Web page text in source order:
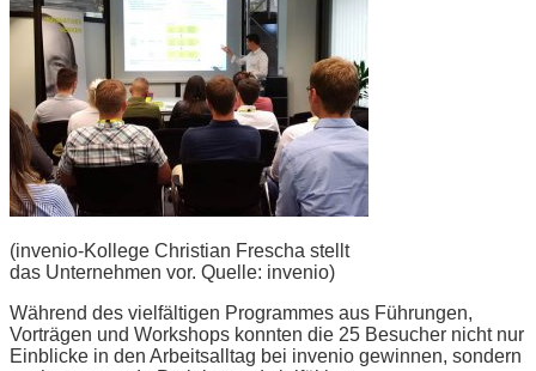
(invenio-Kollege Christian Frescha stellt
das Unternehmen vor. Quelle: invenio)
Während des vielfältigen Programmes aus Führungen,
Vorträgen und Workshops konnten die 25 Besucher nicht nur
Einblicke in den Arbeitsalltag bei invenio gewinnen, sondern